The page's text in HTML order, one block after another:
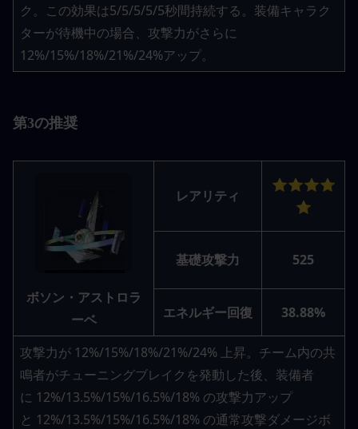
ク。この効果は5/5/5/5/5秒間持続する。装備キャラク
ターが待機中の場合、攻撃力がさらに
12%/15%/18%/21%/24%アップ。
第3の推奨
ボソン・アストロラ
ーベ
レアリティ
⭐⭐⭐⭐
⭐
基礎攻撃力 525
エネルギー回復 38.88%
攻撃力が 12%/15%/18%/21%/24% 上昇。チーム内の共
鳴者がチューニングブレイクを発動した後、装備者
に 12%/13.5%/15%/16.5%/18% の攻撃力アップ
と 12%/13.5%/15%/16.5%/18% の通常攻撃ダメージボ